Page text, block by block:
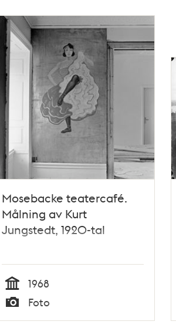
Mosebacke teatercafé.
Målning av Kurt
Jungstedt, 1920-tal
Tid
1968
Typ
Foto